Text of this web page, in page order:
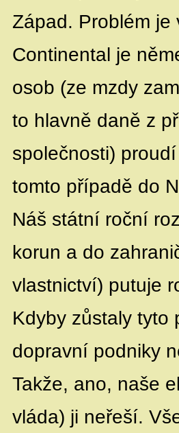
Západ. Problém je
Continental je
osob (ze mzdy
to hlavně daně z
společnosti)
tomto případě do
Náš státní roční
korun a do
vlastnictví) putuje
Kdyby zůstaly tyto
dopravní podniky
Takže, ano, naše
vláda) ji neřeší.